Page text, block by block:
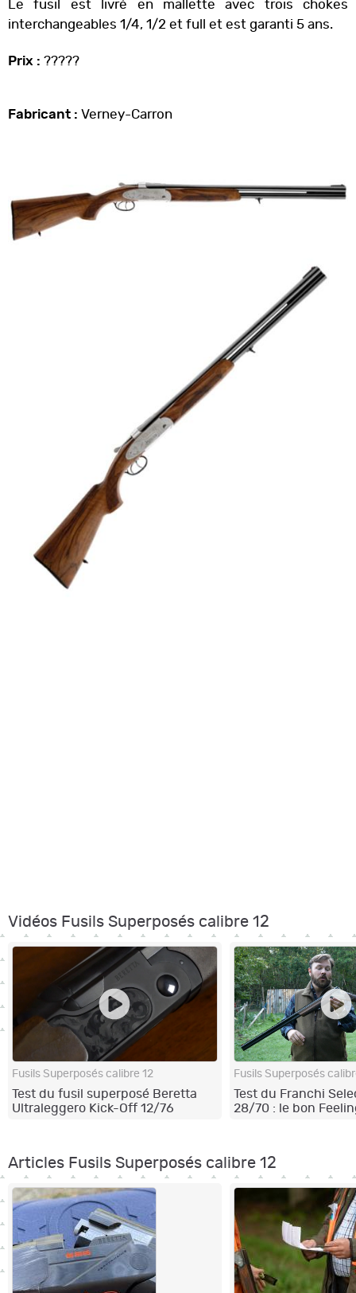
Le fusil est livré en mallette avec trois chokes
interchangeables 1/4, 1/2 et full et est garanti 5 ans.
Prix : ?????
Fabricant : Verney-Carron
Vidéos Fusils Superposés calibre 12
Fusils Superposés calibre 12
Test du fusil superposé Beretta
Ultraleggero Kick-Off 12/76
Fusils Superposés
Test du Franchi
28/70 : le bon
Articles Fusils Superposés calibre 12